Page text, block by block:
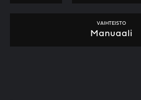
VAIHTEISTO
Manuaali